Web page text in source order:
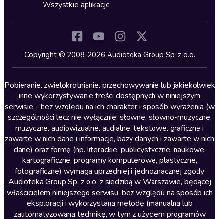
Kryminały
Lektury szkolne
Literatura anglojęzyczna
Literatura faktu
Literatura obyczajowa
Literatura piękna obca
Literatura piękna polska
Nagrania relaksacyjne
Nauka języków
Nauki humanistyczne
Wszystkie aplikacje
Copyright © 2008-2026 Audioteka Group Sp. z o.o.
Pobieranie, zwielokrotnianie, przechowywanie lub jakiekolwiek
inne wykorzystywanie treści dostępnych w niniejszym
serwisie - bez względu na ich charakter i sposób wyrażenia (w
szczególności lecz nie wyłącznie: słowne, słowno-muzyczne,
muzyczne, audiowizualne, audialne, tekstowe, graficzne i
zawarte w nich dane i informacje, bazy danych i zawarte w nich
dane) oraz formę (np. literackie, publicystyczne, naukowe,
kartograficzne, programy komputerowe, plastyczne,
fotograficzne) wymaga uprzedniej i jednoznacznej zgody
Audioteka Group Sp. z o.o. z siedzibą w Warszawie, będącej
właścicielem niniejszego serwisu, bez względu na sposób ich
eksploracji i wykorzystaną metodę (manualną lub
zautomatyzowaną technikę, w tym z użyciem programów